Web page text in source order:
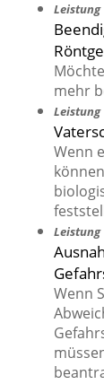
Leistung
mehr
Leistung
Wenn
Leistung
Wenn